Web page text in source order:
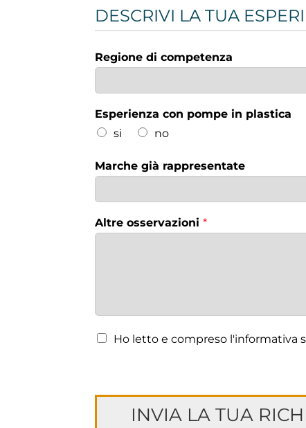
DESCRIVI LA TUA
Regione di competenza
Esperienza con pompe in plastica
si
no
Marche già rappresentate
Altre osservazioni *
Ho letto e compreso l'informativa
INVIA LA TUA